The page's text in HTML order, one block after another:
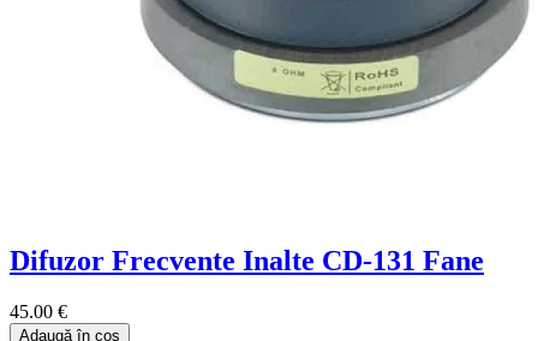
Difuzor Frecvente Inalte CD-131 Fane
45.00 €
Adaugă în coș